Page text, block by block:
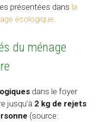
présentées dans la
écologique.
du ménage
dans le foyer
jusqu’à 2 kg de rejets
(source :